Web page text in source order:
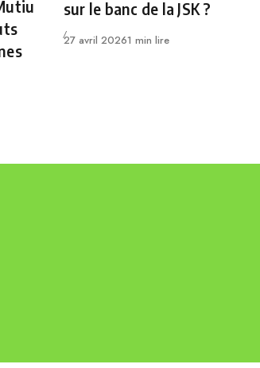
sur le banc de la JSK ?
Publié
27 avril 20261 min lire